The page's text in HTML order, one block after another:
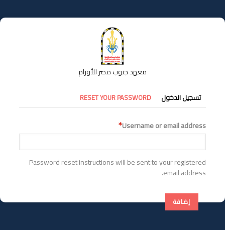
إلى
المحتوى
معهد جنوب مصر للأورام
التبويبات
الأساسية
تسجيل الدخول RESET YOUR PASSWORD
Username or email address
Password reset instructions will be sent to your registered
email address.